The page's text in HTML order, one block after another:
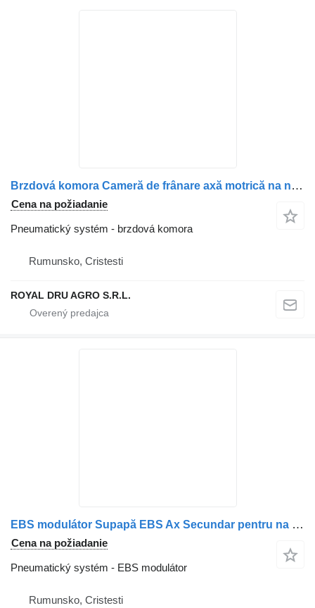
Brzdová komora Cameră de frânare axă motrică na nákladného auta Scania pentru camion (compatibilă cu codurile 2147775, 1912986, 1802657, 1734996, 1427480, 1424306, 1527365)
Cena na požiadanie
Pneumatický systém - brzdová komora
Rumunsko, Cristesti
ROYAL DRU AGRO S.R.L.
EBS modulátor Supapă EBS Ax Secundar pentru na nákladného auta Scania (Coduri: 1891378, 1881418, 1857013, 1773677, 1773680, 1802596, 1879280, 1442936, 1879281, 1497202, 1754940, 1754941)
Cena na požiadanie
Pneumatický systém - EBS modulátor
Rumunsko, Cristesti